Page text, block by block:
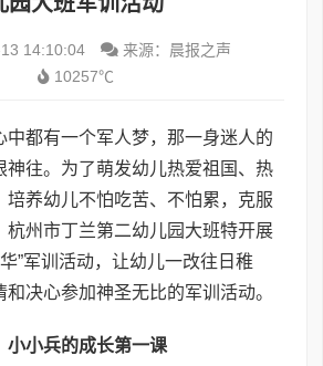
14:10:04
来源：晨报之声
10257℃
中都有一个军人梦，那一身迷人的
神往。为了萌发幼儿热爱祖国、热
培养幼儿不怕吃苦、不怕累，克服
杭州市丁兰第二幼儿园大班特开展
”军训活动，让幼儿一改往日稚
决心参加神圣无比的军训活动。
小小兵的成长第一课